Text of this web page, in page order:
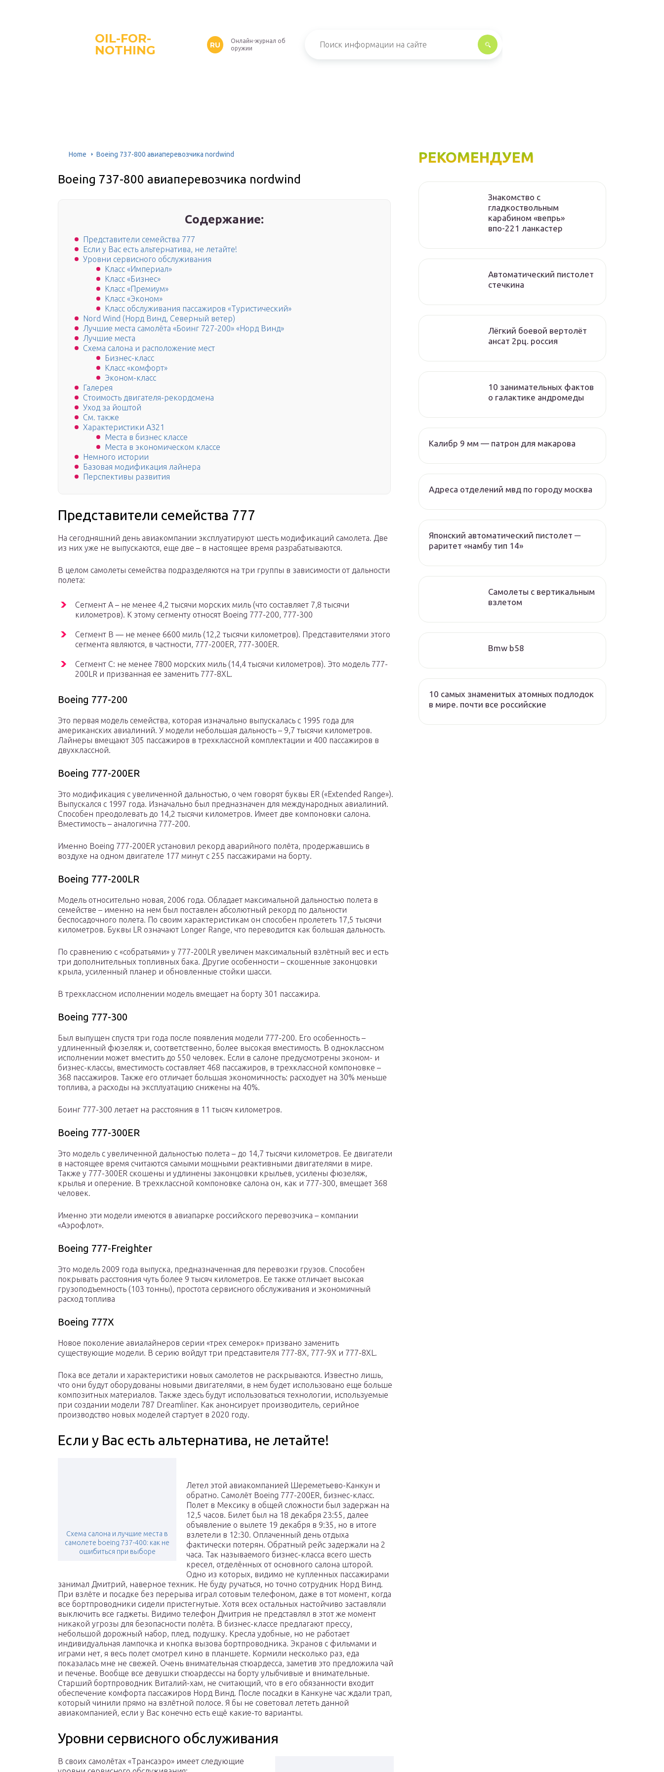
OIL-FOR-
NOTHING
RU
Онлайн-журнал об
оружии
Home Boeing 737-800 авиаперевозчика nordwind
Boeing 737-800 авиаперевозчика nordwind
Содержание:
Представители семейства 777
Если у Вас есть альтернатива, не летайте!
Уровни сервисного обслуживания
Класс «Империал»
Класс «Бизнес»
Класс «Премиум»
Класс «Эконом»
Класс обслуживания пассажиров «Туристический»
Nord Wind (Норд Винд, Северный ветер)
Лучшие места самолёта «Боинг 727-200» «Норд Винд»
Лучшие места
Схема салона и расположение мест
Бизнес-класс
Класс «комфорт»
Эконом-класс
Галерея
Стоимость двигателя-рекордсмена
Уход за йоштой
См. также
Характеристики A321
Места в бизнес классе
Места в экономическом классе
Немного истории
Базовая модификация лайнера
Перспективы развития
Представители семейства 777
На сегодняшний день авиакомпании эксплуатируют шесть модификаций самолета. Две
из них уже не выпускаются, еще две – в настоящее время разрабатываются.
В целом самолеты семейства подразделяются на три группы в зависимости от дальности
полета:
Сегмент А – не менее 4,2 тысячи морских миль (что составляет 7,8 тысячи
километров). К этому сегменту относят Boeing 777-200, 777-300
Сегмент B — не менее 6600 миль (12,2 тысячи километров). Представителями этого
сегмента являются, в частности, 777-200ER, 777-300ER.
Сегмент C: не менее 7800 морских миль (14,4 тысячи километров). Это модель 777-
200LR и призванная ее заменить 777-8XL.
Boeing 777-200
Это первая модель семейства, которая изначально выпускалась с 1995 года для
американских авиалиний. У модели небольшая дальность – 9,7 тысячи километров.
Лайнеры вмещают 305 пассажиров в трехклассной комплектации и 400 пассажиров в
двухклассной.
Boeing 777-200ER
Это модификация с увеличенной дальностью, о чем говорят буквы ER («Extended Range»).
Выпускался с 1997 года. Изначально был предназначен для международных авиалиний.
Способен преодолевать до 14,2 тысячи километров. Имеет две компоновки салона.
Вместимость – аналогична 777-200.
Именно Boeing 777-200ER установил рекорд аварийного полёта, продержавшись в
воздухе на одном двигателе 177 минут с 255 пассажирами на борту.
Boeing 777-200LR
Модель относительно новая, 2006 года. Обладает максимальной дальностью полета в
семействе – именно на нем был поставлен абсолютный рекорд по дальности
беспосадочного полета. По своим характеристикам он способен пролететь 17,5 тысячи
километров. Буквы LR означают Longer Range, что переводится как большая дальность.
По сравнению с «собратьями» у 777-200LR увеличен максимальный взлётный вес и есть
три дополнительных топливных бака. Другие особенности – скошенные законцовки
крыла, усиленный планер и обновленные стойки шасси.
В трехклассном исполнении модель вмещает на борту 301 пассажира.
Boeing 777-300
Был выпущен спустя три года после появления модели 777-200. Его особенность –
удлиненный фюзеляж и, соответственно, более высокая вместимость. В одноклассном
исполнении может вместить до 550 человек. Если в салоне предусмотрены эконом- и
бизнес-классы, вместимость составляет 468 пассажиров, в трехклассной компоновке –
368 пассажиров. Также его отличает большая экономичность: расходует на 30% меньше
топлива, а расходы на эксплуатацию снижены на 40%.
Боинг 777-300 летает на расстояния в 11 тысяч километров.
Boeing 777-300ER
Это модель с увеличенной дальностью полета – до 14,7 тысячи километров. Ее двигатели
в настоящее время считаются самыми мощными реактивными двигателями в мире.
Также у 777-300ER скошены и удлинены законцовки крыльев, усилены фюзеляж,
крылья и оперение. В трехклассной компоновке салона он, как и 777-300, вмещает 368
человек.
Именно эти модели имеются в авиапарке российского перевозчика – компании
«Аэрофлот».
Boeing 777-Freighter
Это модель 2009 года выпуска, предназначенная для перевозки грузов. Способен
покрывать расстояния чуть более 9 тысяч километров. Ее также отличает высокая
грузоподъемность (103 тонны), простота сервисного обслуживания и экономичный
расход топлива
Boeing 777Х
Новое поколение авиалайнеров серии «трех семерок» призвано заменить
существующие модели. В серию войдут три представителя 777-8X, 777-9X и 777-8XL.
Пока все детали и характеристики новых самолетов не раскрываются. Известно лишь,
что они будут оборудованы новыми двигателями, в нем будет использовано еще больше
композитных материалов. Также здесь будут использоваться технологии, используемые
при создании модели 787 Dreamliner. Как анонсирует производитель, серийное
производство новых моделей стартует в 2020 году.
Если у Вас есть альтернатива, не летайте!
Схема салона и лучшие места в
самолете boeing 737-400: как не
ошибиться при выборе
Летел этой авиакомпанией Шереметьево-Канкун и
обратно. Самолёт Boeing 777-200ER, бизнес-класс.
Полет в Мексику в общей сложности был задержан на
12,5 часов. Билет был на 18 декабря 23:55, далее
объявление о вылете 19 декабря в 9:35, но в итоге
взлетели в 12:30. Оплаченный день отдыха
фактически потерян. Обратный рейс задержали на 2
часа. Так называемого бизнес-класса всего шесть
кресел, отделённых от основного салона шторой.
Одно из которых, видимо не купленных пассажирами
занимал Дмитрий, наверное техник. Не буду ручаться, но точно сотрудник Норд Винд.
При взлёте и посадке без перерыва играл сотовым телефоном, даже в тот момент, когда
все бортпроводники сидели пристегнутые. Хотя всех остальных настойчиво заставляли
выключить все гаджеты. Видимо телефон Дмитрия не представлял в этот же момент
никакой угрозы для безопасности полёта. В бизнес-классе предлагают прессу,
небольшой дорожный набор, плед, подушку. Кресла удобные, но не работает
индивидуальная лампочка и кнопка вызова бортпроводника. Экранов с фильмами и
играми нет, я весь полет смотрел кино в планшете. Кормили несколько раз, еда
показалась мне не свежей. Очень внимательная стюардесса, заметив это предложила чай
и печенье. Вообще все девушки стюардессы на борту улыбчивые и внимательные.
Старший бортпроводник Виталий-хам, не считающий, что в его обязанности входит
обеспечение комфорта пассажиров Норд Винд. После посадки в Канкуне час ждали трап,
который чинили прямо на взлётной полосе. Я бы не советовал лететь данной
авиакомпанией, если у Вас конечно есть ещё какие-то варианты.
Уровни сервисного обслуживания
В своих самолётах «Трансаэро» имеет следующие
РЕКОМЕНДУЕМ
Знакомство с
гладкоствольным
карабином «вепрь»
впо-221 ланкастер
Автоматический пистолет
стечкина
Лёгкий боевой вертолёт
ансат 2рц. россия
10 занимательных фактов
о галактике андромеды
Калибр 9 мм — патрон для макарова
Адреса отделений мвд по городу москва
Японский автоматический пистолет ─
раритет «намбу тип 14»
Самолеты с вертикальным
взлетом
Bmw b58
10 самых знаменитых атомных подлодок
в мире. почти все российские